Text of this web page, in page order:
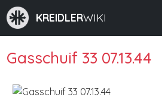
KREIDLERWIKI
Gasschuif 33 07.13.44